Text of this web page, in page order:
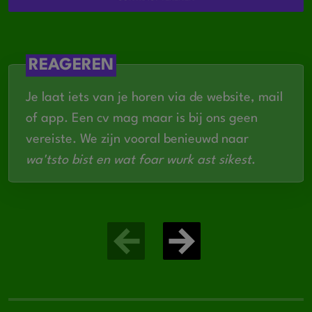
kan
consistent goed werk
Bent iemand die overzicht houdt en graag
samenwerkt
REAGEREN
Je laat iets van je horen via de website, mail
of app. Een cv mag maar is bij ons geen
vereiste. We zijn vooral benieuwd naar
wa'tsto bist en wat foar wurk ast sikest.